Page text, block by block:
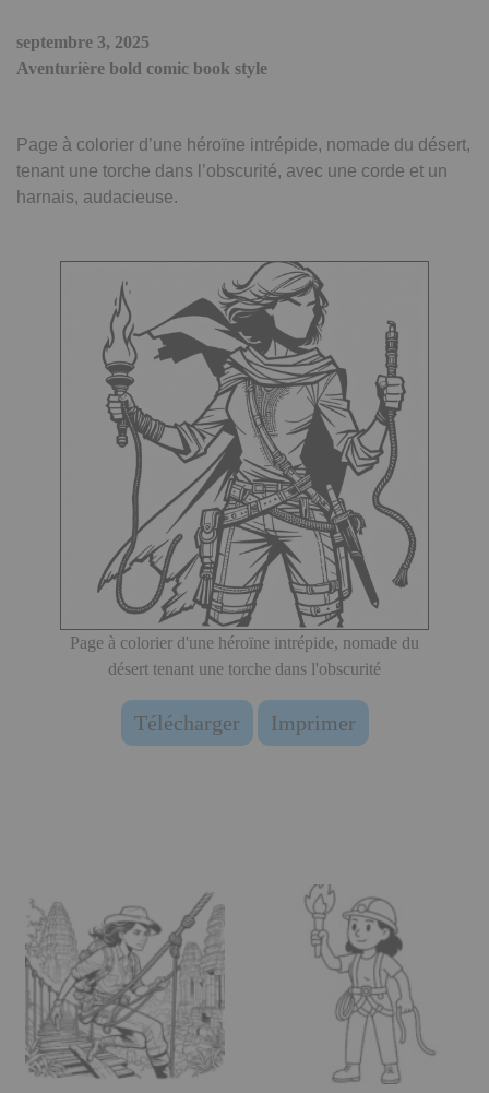
septembre 3, 2025
Aventurière bold comic book style
Page à colorier d’une héroïne intrépide, nomade du désert,
tenant une torche dans l’obscurité, avec une corde et un
harnais, audacieuse.
Page à colorier d'une héroïne intrépide, nomade du
désert tenant une torche dans l'obscurité
Télécharger Imprimer